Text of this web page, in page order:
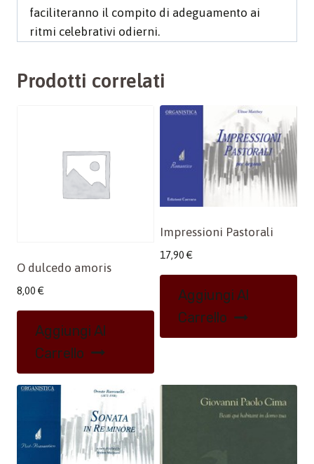
faciliteranno il compito di adeguamento ai
ritmi celebrativi odierni.
Prodotti correlati
O dulcedo amoris
8,00 €
Aggiungi Al
Carrello
Impressioni Pastorali
17,90 €
Aggiungi Al
Carrello